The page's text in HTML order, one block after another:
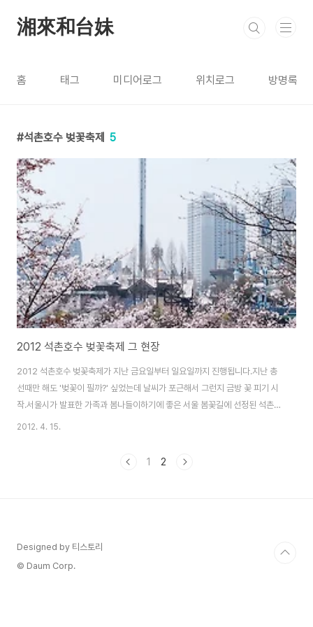
湘來和台妹
홈 태그 미디어로그 위치로그 방명록
석촌호수 벚꽃축제 5
2012 석촌호수 벚꽃축제 그 현장
2012 석촌호수 벚꽃축제가 지난 금요일부터 일요일까지 진행됩니다.지난 총
선때만 해도 '벚꽃이 필까?' 싶었는데 날씨가 포근해서 그런지 금방 꽃 피기 시
작.서울시가 발표한 가족과 봄나들이하기에 좋은 서울 봄꽃길에 선정된 석촌호
수는 롯데월드와 석촌호수를 둘러싼 5km 산책로에 수천그루의 왕벚꽃이 만발
무래도 오후시간이고, 오전이 비교적 한산합니다.저도 점심 식사전에 잠시 집
2012. 4. 15.
1 2
Designed by 티스토리
© Daum Corp.